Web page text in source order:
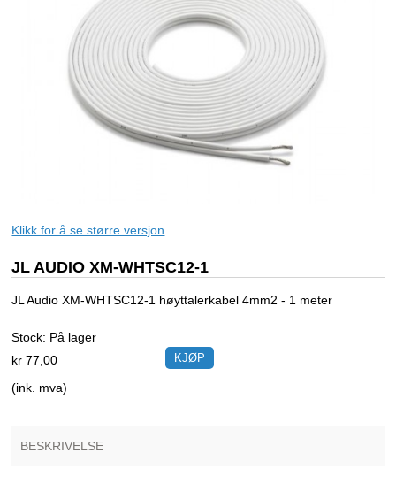
Klikk for å se større versjon
JL AUDIO XM-WHTSC12-1
JL Audio XM-WHTSC12-1 høyttalerkabel 4mm2 - 1 meter
Stock: På lager
kr 77,00
(ink. mva)
BESKRIVELSE